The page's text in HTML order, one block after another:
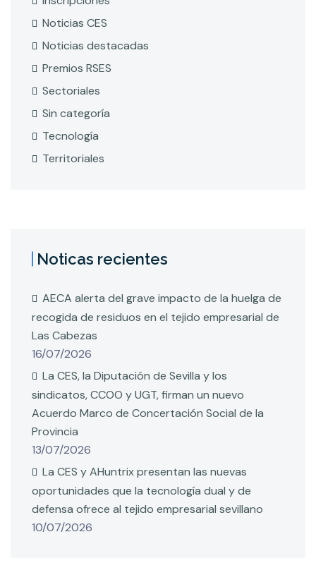
Noticias CES
Noticias destacadas
Premios RSES
Sectoriales
Sin categoría
Tecnología
Territoriales
Noticas recientes
AECA alerta del grave impacto de la huelga de
recogida de residuos en el tejido empresarial de
Las Cabezas
16/07/2026
La CES, la Diputación de Sevilla y los
sindicatos, CCOO y UGT, firman un nuevo
Acuerdo Marco de Concertación Social de la
Provincia
13/07/2026
La CES y AHuntrix presentan las nuevas
oportunidades que la tecnología dual y de
defensa ofrece al tejido empresarial sevillano
10/07/2026